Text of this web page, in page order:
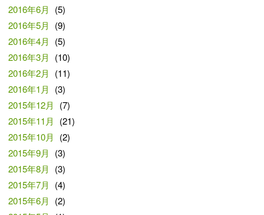
2016年6月
(5)
2016年5月
(9)
2016年4月
(5)
2016年3月
(10)
2016年2月
(11)
2016年1月
(3)
2015年12月
(7)
2015年11月
(21)
2015年10月
(2)
2015年9月
(3)
2015年8月
(3)
2015年7月
(4)
2015年6月
(2)